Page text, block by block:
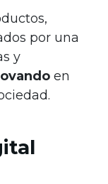
por una
y
en